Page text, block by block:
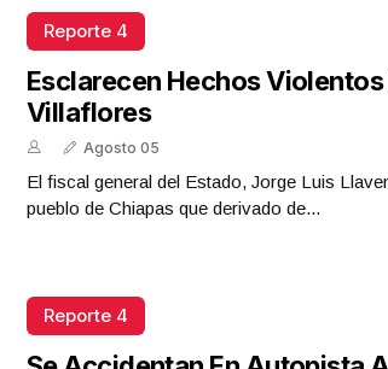
Reporte 4
Esclarecen Hechos Violentos
Villaflores
Agosto 05
El fiscal general del Estado, Jorge Luis
pueblo de Chiapas que derivado de...
Reporte 4